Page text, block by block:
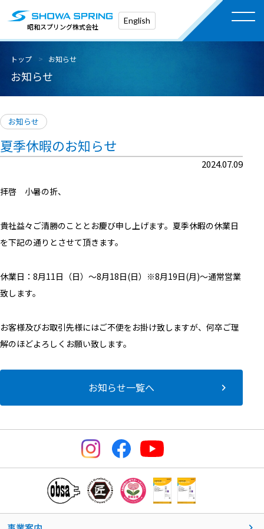
昭和スプリング株式会社
English
トップ お知らせ
お知らせ
お知らせ
夏季休暇のお知らせ
2024.07.09
拝啓 小暑の折、
貴社益々ご清勝のこととお慶び申し上げます。 夏季休暇の休業日
を下記の通りとさせて頂きます。
休業日：8月11日（日）〜8月18日(日） ※8月19日(月)～通常営業
致します。
お客様及びお取引先様にはご不便をお掛け致しますが、 何卒ご理
解のほどよろしくお願い致します。
お知らせ一覧へ